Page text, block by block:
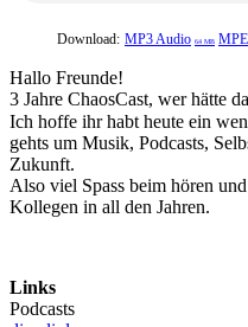
Download: MP3 Audio 64 MB
Hallo Freunde!
3 Jahre ChaosCast, wer hätte
Ich hoffe ihr habt heute ein
gehts um Musik, Podcasts,
Zukunft.
Also viel Spass beim hören
Kollegen in all den Jahren.
Links
Podcasts